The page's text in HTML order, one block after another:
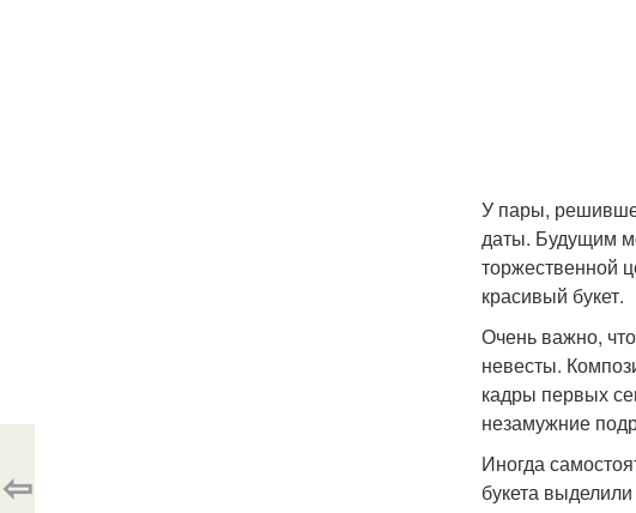
У пары,
даты. Будущим
торжественной
красивый букет.
Очень важно,
невесты.
кадры первых
незамужние
Иногда
букета
⇦